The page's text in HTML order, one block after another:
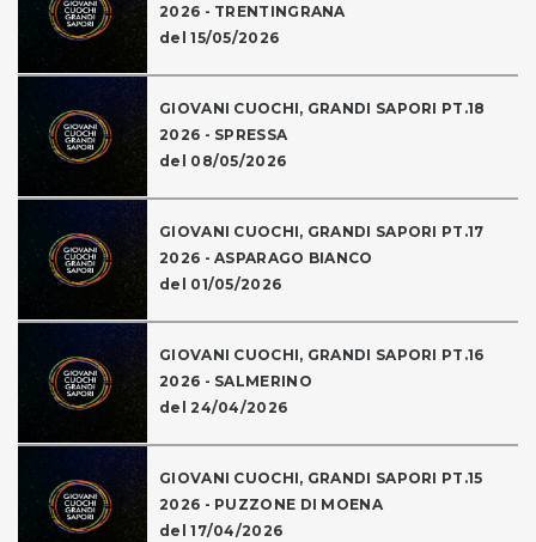
2026 - TRENTINGRANA
del 15/05/2026
GIOVANI CUOCHI, GRANDI SAPORI PT.18
2026 - SPRESSA
del 08/05/2026
GIOVANI CUOCHI, GRANDI SAPORI PT.17
2026 - ASPARAGO BIANCO
del 01/05/2026
GIOVANI CUOCHI, GRANDI SAPORI PT.16
2026 - SALMERINO
del 24/04/2026
GIOVANI CUOCHI, GRANDI SAPORI PT.15
2026 - PUZZONE DI MOENA
del 17/04/2026